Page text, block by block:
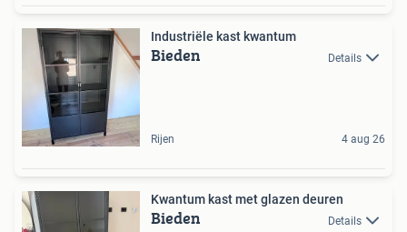
Industriële kast kwantum
Bieden Details
Rijen 4 aug 26
Kwantum kast met glazen deuren
Bieden Details